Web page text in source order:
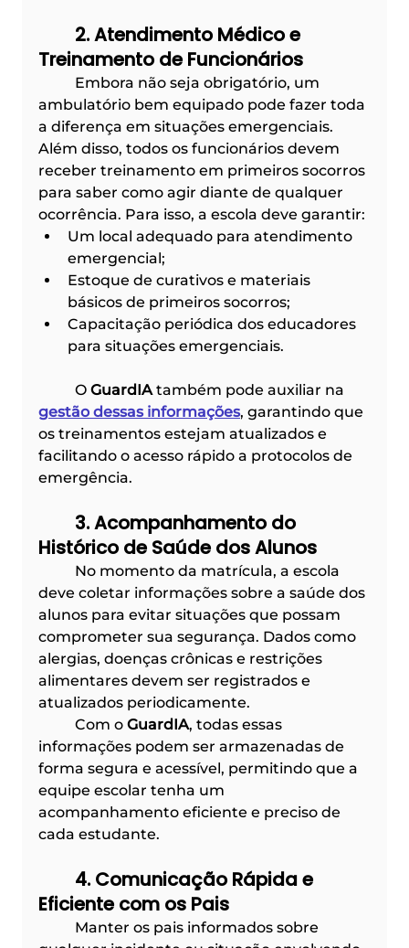
Treinamento de Funcionários
ambulatório bem equipado pode fazer toda
a diferença em situações emergenciais.
Além disso, todos os funcionários devem
receber treinamento em primeiros socorros
para saber como agir diante de qualquer
ocorrência. Para isso, a escola deve garantir:
Um local adequado para atendimento
emergencial;
Estoque de curativos e materiais
básicos de primeiros socorros;
Capacitação periódica dos educadores
para situações emergenciais.
	O
GuardIA também pode auxiliar na
gestão dessas informações, garantindo que
os treinamentos estejam atualizados e
facilitando o acesso rápido a protocolos de
emergência.
Histórico de Saúde dos Alunos
deve coletar informações sobre a saúde dos
alunos para evitar situações que possam
comprometer sua segurança. Dados como
alergias, doenças crônicas e restrições
alimentares devem ser registrados e
atualizados periodicamente.
	Com o
GuardIA, todas essas
informações podem ser armazenadas de
forma segura e acessível, permitindo que a
equipe escolar tenha um
acompanhamento eficiente e preciso de
cada estudante.
Eficiente com os Pais